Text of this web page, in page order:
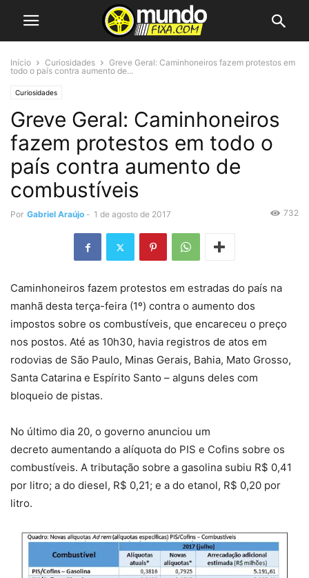
Início Curiosidades
Greve Geral: Caminhoneiros fazem protestos em
todo o país contra aumento de...
Curiosidades
Greve Geral: Caminhoneiros
fazem protestos em todo o
país contra aumento de
combustíveis
Por Gabriel Araújo - 1 de agosto de 2017 732
Caminhoneiros fazem protestos em estradas do país na
manhã desta terça-feira (1º) contra o aumento dos
impostos sobre os combustíveis, que encareceu o preço
nos postos. Até as 10h30, havia registros de atos em
rodovias de São Paulo, Minas Gerais, Bahia, Mato Grosso,
Santa Catarina e Espírito Santo – alguns deles com
bloqueio de pistas.
No último dia 20, o governo anunciou um
decreto aumentando a alíquota do PIS e Cofins sobre os
combustíveis. A tributação sobre a gasolina subiu R$ 0,41
por litro; a do diesel, R$ 0,21; e a do etanol, R$ 0,20 por
litro.